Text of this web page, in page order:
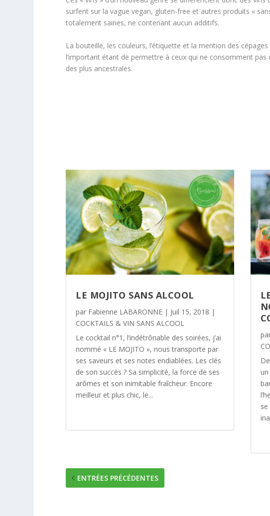
surfent sur la vague vegan, gluten-free et autres produits «
totalement saines, ne contenant aucun additifs.
La bouteille, les couleurs, l’étiquette et la mention des
l’important étant de permettre à ceux qui ne consomment pas
des plus ancestrales.
LE MOJITO SANS ALCOOL
par Fabienne LABARONNE | Juil 15, 2018 |
COCKTAILS & VIN SANS ALCOOL
Le cocktail n°1, l’indétrônable des soirées, j’ai
nommé « LE MOJITO », nous transporte par
ses saveurs et ses notes endiablées. Les clés
de son succès ? Sa simplicité, la force de ses
arômes et son inimitable fraîcheur. Encore
meilleur et plus chic, le...
ENTRÉES PRÉCÉDENTES